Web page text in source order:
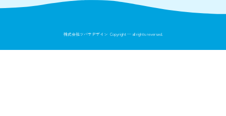
株式会社ツバサデザイン Copyright — all rights reversed.